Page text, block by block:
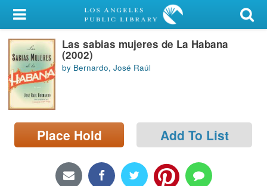
My Account
Library Card
Sign In
Search
Locations/Hours (external
page)
Las sabias mujeres de La Habana
(2002)
by Bernardo, José Raúl
Place Hold Add To List